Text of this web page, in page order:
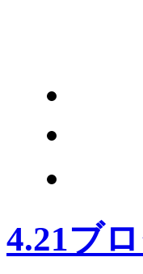
4.21ブ